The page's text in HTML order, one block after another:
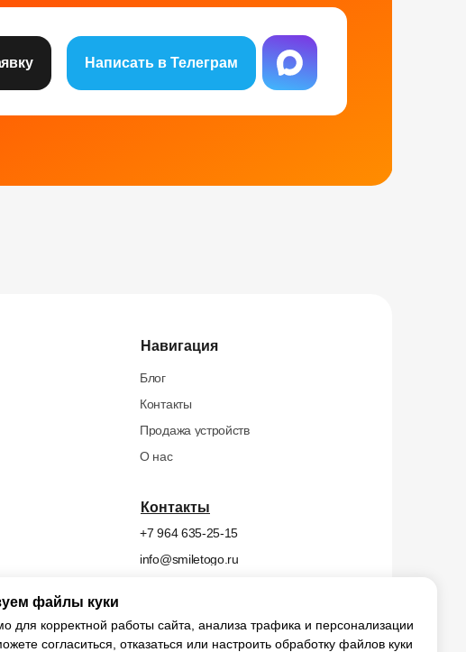
Написать в Телеграм
Навигация
Блог
Контакты
Продажа устройств
Контакты
+7 964 635-25-15
info@smiletogo.ru
О нас
файлы куки
для корректной работы сайта, анализа трафика и персонализации
согласиться, отказаться или настроить обработку файлов куки